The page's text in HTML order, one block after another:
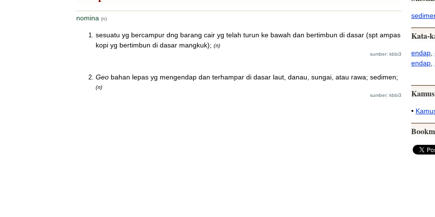
nomina (n)
sesuatu yg bercampur dng barang cair yg telah turun ke bawah dan bertimbun di dasar (spt ampas
kopi yg bertimbun di dasar mangkuk); (n)
sumber: kbbi3
Geo bahan lepas yg mengendap dan terhampar di dasar laut, danau, sungai, atau rawa; sedimen;
(n)
sumber: kbbi3
Kata-
endap
endap
•